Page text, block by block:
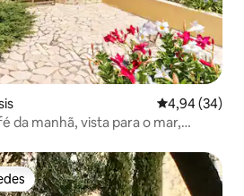
4,94 de uma
4,94 (34)
da manhã, vista para o mar,
dos hóspedes